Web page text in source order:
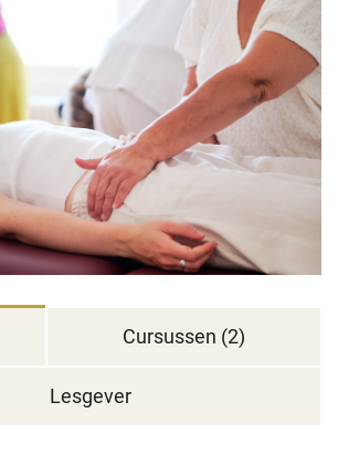
Cursussen (2)
Lesgever